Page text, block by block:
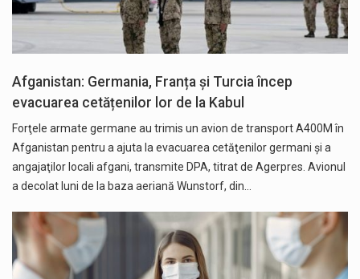
Afganistan: Germania, Franța și Turcia încep
evacuarea cetățenilor lor de la Kabul
Forţele armate germane au trimis un avion de transport A400M în
Afganistan pentru a ajuta la evacuarea cetăţenilor germani şi a
angajaţilor locali afgani, transmite DPA, titrat de Agerpres. Avionul
a decolat luni de la baza aeriană Wunstorf, din…